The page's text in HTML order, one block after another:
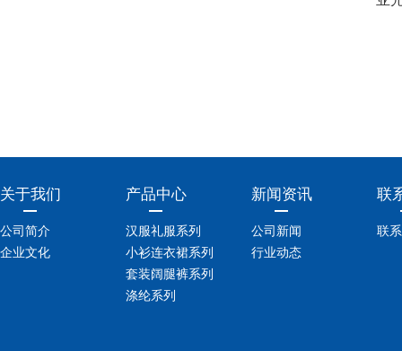
关于我们
公司简介
企业文化
产品中心
汉服礼服系列
小衫连衣裙系列
套装阔腿裤系列
涤纶系列
新闻资讯
公司新闻
行业动态
联
联